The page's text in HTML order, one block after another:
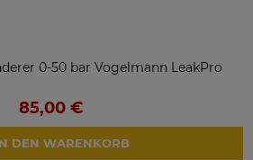
0-50 bar Vogelmann LeakPro
85,00 €
DEN WARENKORB